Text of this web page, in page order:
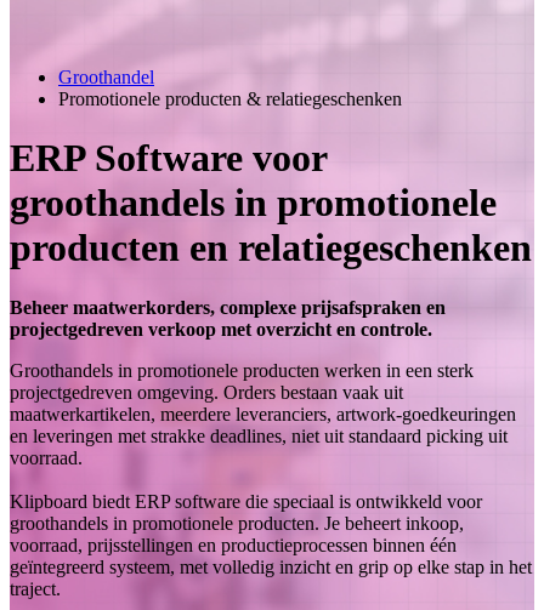
Groothandel
Promotionele producten & relatiegeschenken
ERP Software voor
groothandels in promotionele
producten en relatiegeschenken
Beheer maatwerkorders, complexe prijsafspraken en
projectgedreven verkoop met overzicht en controle.
Groothandels in promotionele producten werken in een sterk
projectgedreven omgeving. Orders bestaan vaak uit
maatwerkartikelen, meerdere leveranciers, artwork-goedkeuringen
en leveringen met strakke deadlines, niet uit standaard picking uit
voorraad.
Klipboard biedt ERP software die speciaal is ontwikkeld voor
groothandels in promotionele producten. Je beheert inkoop,
voorraad, prijsstellingen en productieprocessen binnen één
geïntegreerd systeem, met volledig inzicht en grip op elke stap in het
traject.